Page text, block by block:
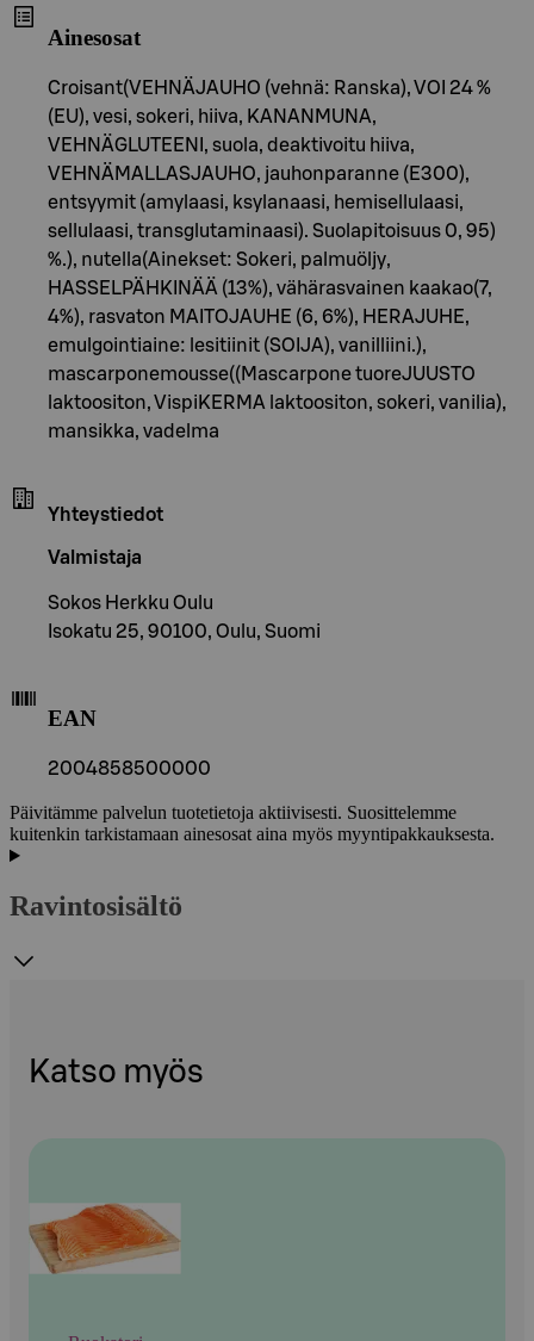
Ainesosat
Croisant(VEHNÄJAUHO (vehnä: Ranska), VOI 24 %
(EU), vesi, sokeri, hiiva, KANANMUNA,
VEHNÄGLUTEENI, suola, deaktivoitu hiiva,
VEHNÄMALLASJAUHO, jauhonparanne (E300),
entsyymit (amylaasi, ksylanaasi, hemisellulaasi,
sellulaasi, transglutaminaasi). Suolapitoisuus 0, 95)
%.), nutella(Ainekset: Sokeri, palmuöljy,
HASSELPÄHKINÄÄ (13%), vähärasvainen kaakao(7,
4%), rasvaton MAITOJAUHE (6, 6%), HERAJUHE,
emulgointiaine: lesitiinit (SOIJA), vanilliini.),
mascarponemousse((Mascarpone tuoreJUUSTO
laktoositon, VispiKERMA laktoositon, sokeri, vanilia),
mansikka, vadelma
Yhteystiedot
Valmistaja
Sokos Herkku Oulu
Isokatu 25, 90100, Oulu, Suomi
EAN
2004858500000
Päivitämme palvelun tuotetietoja aktiivisesti. Suosittelemme
kuitenkin tarkistamaan ainesosat aina myös myyntipakkauksesta.
Ravintosisältö
Katso myös